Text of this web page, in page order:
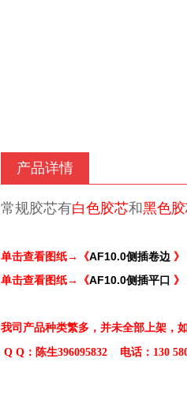
产品详情
常规胶芯有白色胶芯和黑色
单击查看图纸→《AF10.0侧插卷边 》
单击查看图纸→《AF10.0侧插平口 》
我司产品种类繁多，并未全部上架，
Q Q：陈生396095832 电话：130